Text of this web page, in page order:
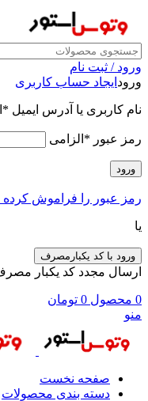
ورود / ثبت نام
ورود ایجاد حساب کاربری
نام کاربری یا آدرس ایمیل *
رمز عبور * الزامی
ورود
رمز عبور را فراموش کرده
یا
ورود با کد یکبارمصرف
ارسال مجدد کد یکبار
0 محصول 0 تومان
منو
صفحه نخست
دسته بندی محصولات